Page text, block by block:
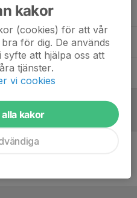
kakor
(cookies) för att vår
för dig. De används
att hjälpa oss att
tjänster.
vi cookies
kakor